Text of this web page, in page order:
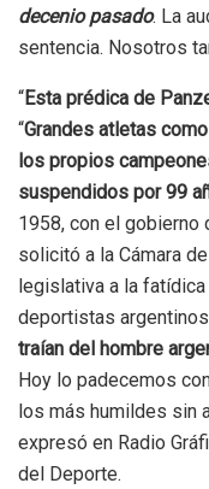
decenio pasado. La
sentencia. Nosotros
“Esta prédica de
“Grandes atletas
los propios
suspendidos por 99
1958, con el gobierno
solicitó a la Cámara
legislativa a la
deportistas
traían del hombre
Hoy lo padecemos
los más humildes sin
expresó en Radio
del Deporte.